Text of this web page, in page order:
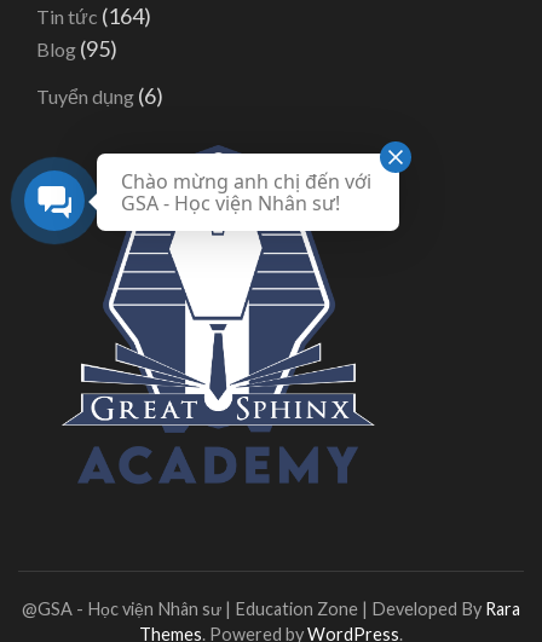
Tin tức (164)
Blog (95)
Tuyển dụng (6)
@GSA - Học viện Nhân sư | Education Zone | Developed By Rara
Themes. Powered byWordPress.
Chào mừng anh chị đến với
GSA - Học viện Nhân sư!